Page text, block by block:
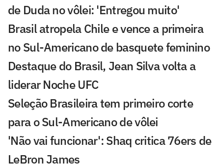
de Duda no vôlei: 'Entregou muito'
Brasil atropela Chile e vence a primeira
no Sul-Americano de basquete feminino
Destaque do Brasil, Jean Silva volta a
liderar Noche UFC
Seleção Brasileira tem primeiro corte
para o Sul-Americano de vôlei
'Não vai funcionar': Shaq critica 76ers de
LeBron James